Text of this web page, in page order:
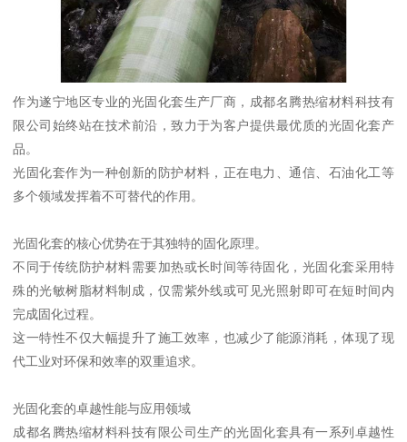
作为遂宁地区专业的光固化套生产厂商，成都名腾热缩材料科技有
限公司始终站在技术前沿，致力于为客户提供最优质的光固化套产
品。
光固化套作为一种创新的防护材料，正在电力、通信、石油化工等
多个领域发挥着不可替代的作用。
光固化套的核心优势在于其独特的固化原理。
不同于传统防护材料需要加热或长时间等待固化，光固化套采用特
殊的光敏树脂材料制成，仅需紫外线或可见光照射即可在短时间内
完成固化过程。
这一特性不仅大幅提升了施工效率，也减少了能源消耗，体现了现
代工业对环保和效率的双重追求。
光固化套的卓越性能与应用领域
成都名腾热缩材料科技有限公司生产的光固化套具有一系列卓越性